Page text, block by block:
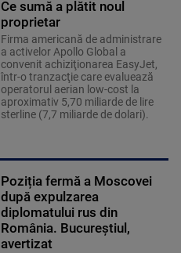
Ce sumă a plătit noul
proprietar
Firma americană de administrare
a activelor Apollo Global a
convenit achiziţionarea EasyJet,
într-o tranzacţie care evaluează
operatorul aerian low-cost la
aproximativ 5,70 miliarde de lire
sterline (7,7 miliarde de dolari).
Poziția fermă a Moscovei
după expulzarea
diplomatului rus din
România. Bucureștiul,
avertizat